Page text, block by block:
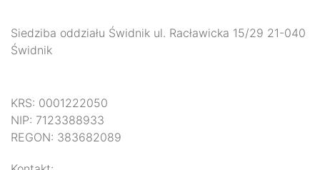
Siedziba oddziału Świdnik ul. Racławicka 15/29 21-040
Świdnik
KRS: 0001222050
NIP: 7123388933
REGON: 383682089